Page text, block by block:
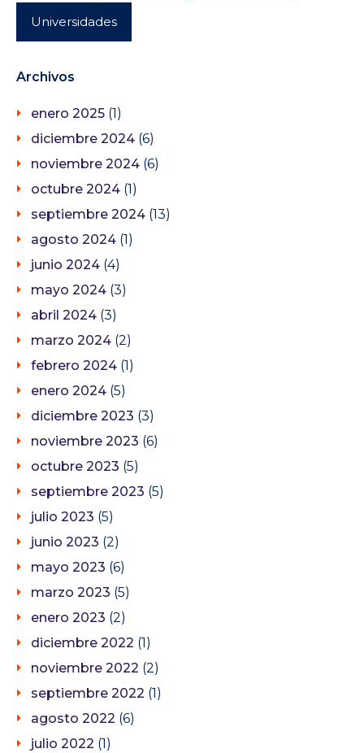
Universidades
Archivos
enero 2025 (1)
diciembre 2024 (6)
noviembre 2024 (6)
octubre 2024 (1)
septiembre 2024 (13)
agosto 2024 (1)
junio 2024 (4)
mayo 2024 (3)
abril 2024 (3)
marzo 2024 (2)
febrero 2024 (1)
enero 2024 (5)
diciembre 2023 (3)
noviembre 2023 (6)
octubre 2023 (5)
septiembre 2023 (5)
julio 2023 (5)
junio 2023 (2)
mayo 2023 (6)
marzo 2023 (5)
enero 2023 (2)
diciembre 2022 (1)
noviembre 2022 (2)
septiembre 2022 (1)
agosto 2022 (6)
julio 2022 (1)